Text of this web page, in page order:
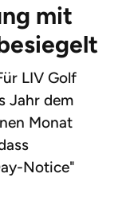
mit
LIV Golf
Jahr dem
Monat
Notice"